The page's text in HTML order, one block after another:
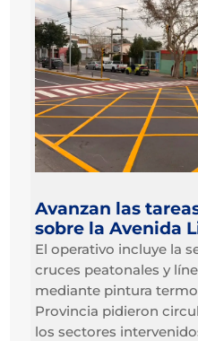
Avanzan las
sobre la Avenida
El operativo incluye la
cruces peatonales y
mediante pintura
Provincia pidieron
los sectores